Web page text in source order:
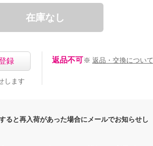
在庫なし
録
します
返品不可 ※ 返品・交換について
ると再入荷があった場合にメールでお知らせし